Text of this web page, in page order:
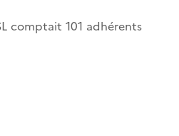
comptait 101 adhérents